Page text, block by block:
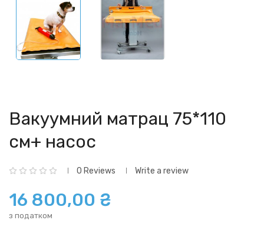
Вакуумний матрац 75*110
см+ насос
0 Reviews Write a review
16 800,00 ₴
з податком